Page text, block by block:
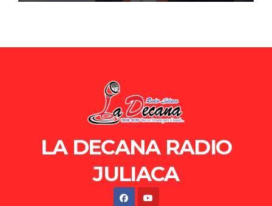
LA DECANA RADIO
JULIACA